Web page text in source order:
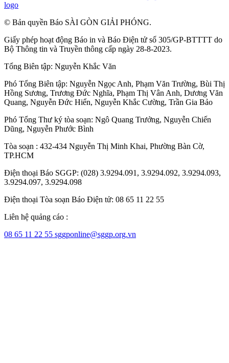
logo
© Bản quyền Báo SÀI GÒN GIẢI PHÓNG.
Giấy phép hoạt động Báo in và Báo Điện tử số 305/GP-BTTTT do
Bộ Thông tin và Truyền thông cấp ngày 28-8-2023.
Tổng Biên tập: Nguyễn Khắc Văn
Phó Tổng Biên tập: Nguyễn Ngọc Anh, Phạm Văn Trường, Bùi Thị
Hồng Sương, Trương Đức Nghĩa, Phạm Thị Vân Anh, Dương Văn
Quang, Nguyễn Đức Hiển, Nguyễn Khắc Cường, Trần Gia Bảo
Phó Tổng Thư ký tòa soạn: Ngô Quang Trưởng, Nguyễn Chiến
Dũng, Nguyễn Phước Bình
Tòa soạn : 432-434 Nguyễn Thị Minh Khai, Phường Bàn Cờ,
TP.HCM
Điện thoại Báo SGGP: (028) 3.9294.091, 3.9294.092, 3.9294.093,
3.9294.097, 3.9294.098
Điện thoại Tòa soạn Báo Điện tử: 08 65 11 22 55
Liên hệ quảng cáo :
08 65 11 22 55 sggponline@sggp.org.vn